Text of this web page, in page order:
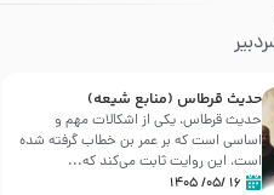
حدیث قرطاس (منابع شیعه)
حدیث قرطاس، یکی از اشکالات مهم و
اساسی است که بر عمر بن خطاب گرفته شده
است، این روایت ثابت می‌کند که...
۱۶ /۰۵/ ۱۴۰۵